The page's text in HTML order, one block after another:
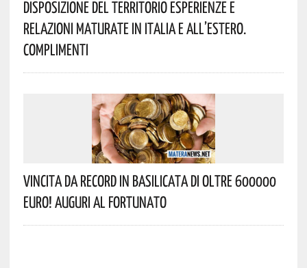
Disposizione Del Territorio Esperienze E
Relazioni Maturate In Italia E All’estero.
Complimenti
Vincita Da Record In Basilicata Di Oltre 600000
Euro! Auguri Al Fortunato